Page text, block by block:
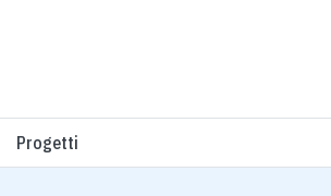
Progetti